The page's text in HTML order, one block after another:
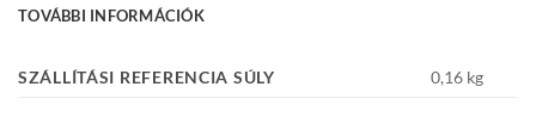
TOVÁBBI INFORMÁCIÓK
SZÁLLÍTÁSI REFERENCIA SÚLY 0,16 kg